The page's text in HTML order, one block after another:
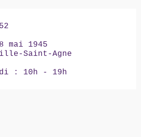
mai 1945
Saint-Agne
: 10h - 19h